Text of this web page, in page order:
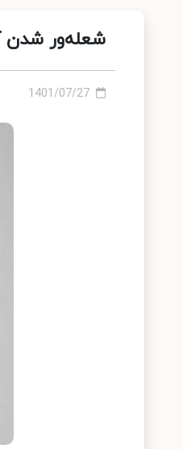
شعله‌ور شدن آتش
1401/07/27